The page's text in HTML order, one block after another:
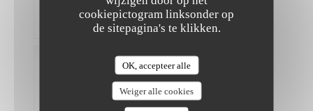
cookiepictogram linksonder op
de sitepagina's te klikken.
OK, accepteer alle
Weiger alle cookies